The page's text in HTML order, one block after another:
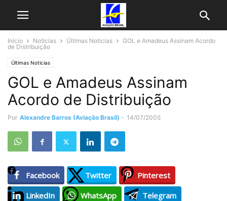
Início Notícias Últimas Noticias
GOL e Amadeus Assinam Acordo
de Distribuição
Últimas Noticias
GOL e Amadeus Assinam
Acordo de Distribuição
Por Alexandre Barros (Aviação Brasil) - 14/07/2005
Facebook Twitter
Pinterest
LinkedIn
WhatsApp
Telegram